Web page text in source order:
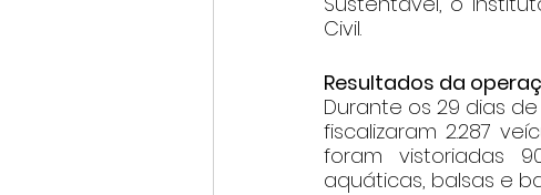
Civil.
Resultados da
Durante os 29 dias
fiscalizaram 2.287
foram vistoriadas
aquáticas, balsas e